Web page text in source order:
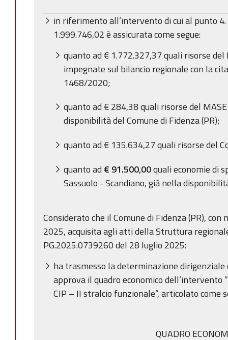
in riferimento all’intervento di cui al punto
1.999.746,02 è assicurata come segue:
quanto ad € 1.772.327,37 quali risorse
impegnate sul bilancio regionale con la
1468/2020;
quanto ad € 284,38 quali risorse del
disponibilità del Comune di Fidenza (PR);
quanto ad € 135.634,27 quali risorse del
quanto ad € 91.500,00quali economie di
Sassuolo - Scandiano, già nella
Considerato che il Comune di Fidenza (PR),
2025, acquisita agli atti della Struttura
PG.2025.0739260 del 28 luglio 2025:
ha trasmesso la determinazione dirigenziale
approva ilquadro economico
CIP – II stralcio funzionale”, articolato come
QUADRO